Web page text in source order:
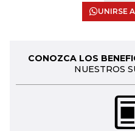
UNIRSE
CONOZCA LOS
NUESTROS